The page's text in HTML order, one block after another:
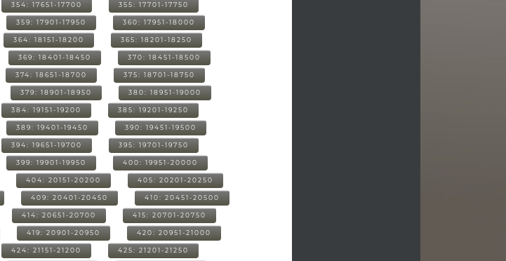
354: 17651-17700 355: 17701-17750
359: 17901-17950 360: 17951-18000
364: 18151-18200 365: 18201-18250
369: 18401-18450 370: 18451-18500
374: 18651-18700 375: 18701-18750
379: 18901-18950 380: 18951-19000
384: 19151-19200 385: 19201-19250
389: 19401-19450 390: 19451-19500
394: 19651-19700 395: 19701-19750
399: 19901-19950 400: 19951-20000
404: 20151-20200 405: 20201-20250
409: 20401-20450 410: 20451-20500
414: 20651-20700 415: 20701-20750
419: 20901-20950 420: 20951-21000
424: 21151-21200 425: 21201-21250